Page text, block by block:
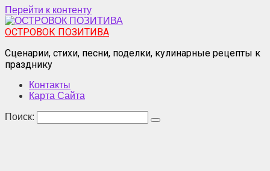
Перейти к контенту
ОСТРОВОК ПОЗИТИВА
Сценарии, стихи, песни, поделки, кулинарные рецепты к
празднику
Контакты
Карта Сайта
Поиск: